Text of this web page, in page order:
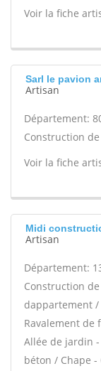
Voir la fiche
Sarl le pavion
Artisan
Département:
Construction
Voir la fiche
Midi
Artisan
Département:
Construction
dappartement
Ravalement de
Allée de jardin
béton / Chape -